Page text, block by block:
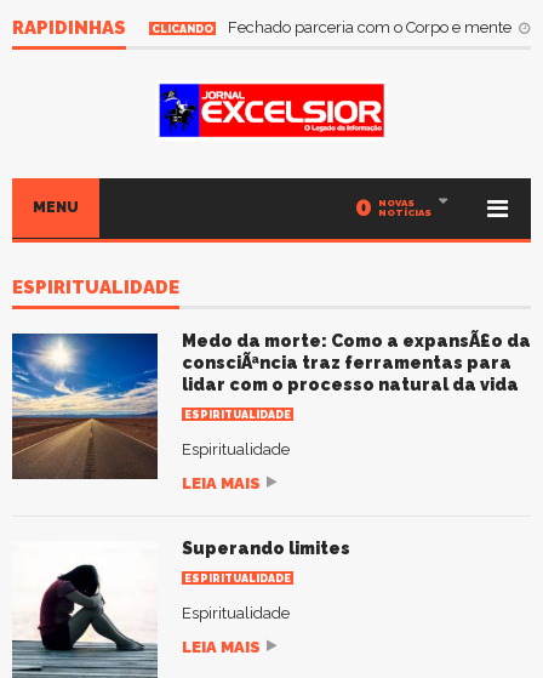
RAPIDINHAS CLICANDO Fechado parceria com o Corpo e mente
MENU 0
NOVAS
NOTÍCIAS
ESPIRITUALIDADE
Medo da morte: Como a expansÃ£o da
consciÃªncia traz ferramentas para
lidar com o processo natural da vida
ESPIRITUALIDADE
Espiritualidade
LEIA MAIS
Superando limites
ESPIRITUALIDADE
Espiritualidade
LEIA MAIS